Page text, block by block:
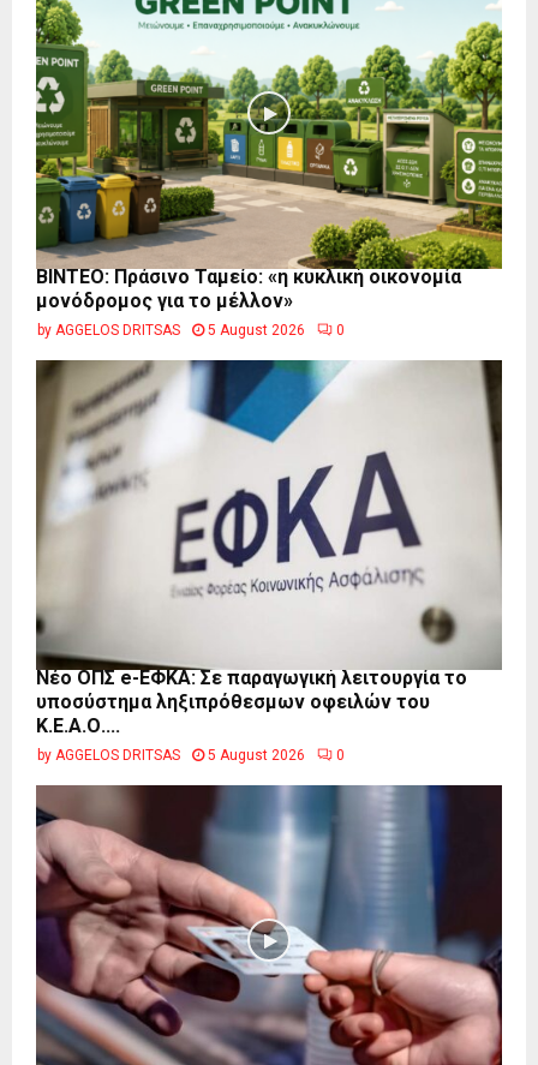
BINTEO: Πράσινο Ταμείο: «η κυκλική οικονομία
μονόδρομος για το μέλλον»
by AGGELOS DRITSAS 5 August 2026 0
Νέο ΟΠΣ e-ΕΦΚΑ: Σε παραγωγική λειτουργία το
υποσύστημα ληξιπρόθεσμων οφειλών του
Κ.Ε.Α.Ο....
by AGGELOS DRITSAS 5 August 2026 0